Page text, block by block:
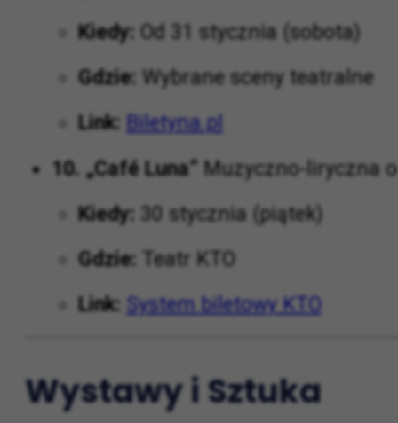
Kiedy: Od 31 stycznia (sobota)
Gdzie: Wybrane sceny teatralne
Link: Biletyna.pl
10. „Café Luna” Muzyczno-liryczna
Kiedy: 30 stycznia (piątek)
Gdzie: Teatr KTO
Link: System biletowy KTO
Wystawy i Sztuka